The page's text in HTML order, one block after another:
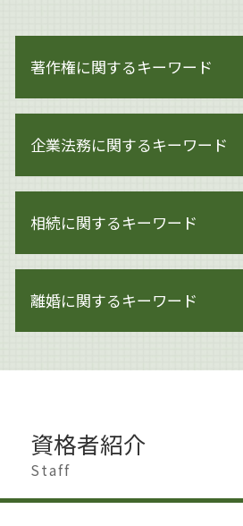
著作権に関するキーワード
著作権侵害 どこから
著作権 著作隣接権
著作権 知的財産権
著作権とは イラスト
著作権侵害 親告罪
著作権法
著作権侵害にならない
著作権侵害 時効
ai 絵 著作権
著作権とは 写真
著作権 メリット
著作権侵害
企業法務に関するキーワード
企業法務 体制
内部管理体制 見直し
閉鎖会社 事業承継
企業法務 調査
企業法務 大田区
企業法務 契約書
企業法務 杉並区
企業法務 取り組み
相続に関するキーワード
相続 生前贈与
遺産分割協議書
相続 生前
相続 相談
生前対策
遺産分割 新たな財産
離婚に関するキーワード
不貞行為 離婚
離婚 世田谷区
離婚 大田区
資格者紹介
Staff